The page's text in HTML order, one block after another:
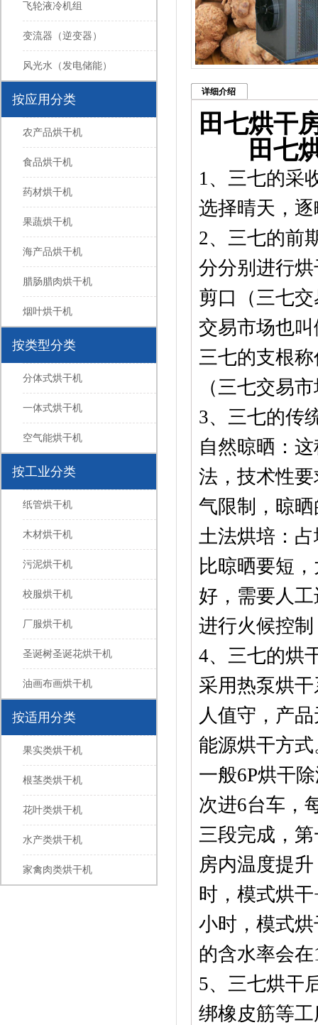
飞轮液冷机组
变流器（逆变器）
风光水（发电储能）
按应用分类
农产品烘干机
食品烘干机
药材烘干机
果蔬烘干机
海产品烘干机
腊肠腊肉烘干机
烟叶烘干机
按类型分类
分体式烘干机
一体式烘干机
空气能烘干机
按工业分类
纸管烘干机
木材烘干机
污泥烘干机
校服烘干机
厂服烘干机
圣诞树圣诞花烘干机
油画布画烘干机
按适用分类
果实类烘干机
根茎类烘干机
花叶类烘干机
水产类烘干机
家禽肉类烘干机
详细介绍
田七烘干
田七烘
1、三七的采
选择晴天，
2、三七的前
分分别进行
剪口（三七
交易市场也
三七的支根
（三七交易
3、三七的传
自然晾晒：
法，技术性
气限制，晾
土法烘培：
比晾晒要短
好，需要人
进行火候控
4、三七的烘
采用热泵烘
人值守，产
能源烘干方式
一般6P烘干
次进6台车，
三段完成，
房内温度提
时，模式烘
小时，模式
的含水率会在
5、三七烘干
绑橡皮筋等